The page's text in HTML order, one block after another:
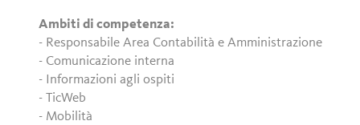
Ambiti di competenza:
- Responsabile Area Contabilità e Amministrazione
- Comunicazione interna
- Informazioni agli ospiti
- TicWeb
- Mobilità